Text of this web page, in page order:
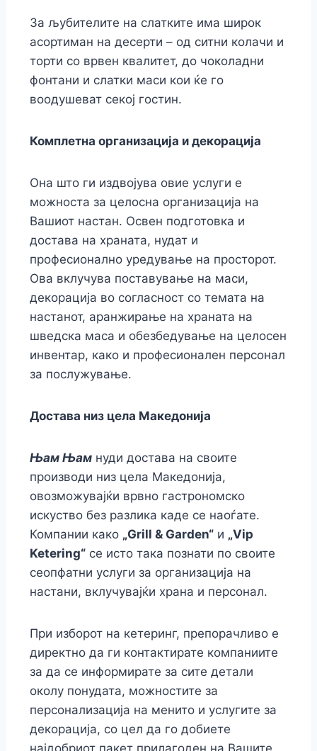
За љубителите на слатките има широк
асортиман на десерти – од ситни колачи и
торти со врвен квалитет, до чоколадни
фонтани и слатки маси кои ќе го
воодушеват секој гостин.
Комплетна организација и декорација
Она што ги издвојува овие услуги е
можноста за целосна организација на
Вашиот настан. Освен подготовка и
достава на храната, нудат и
професионално уредување на просторот.
Ова вклучува поставување на маси,
декорација во согласност со темата на
настанот, аранжирање на храната на
шведска маса и обезбедување на целосен
инвентар, како и професионален персонал
за послужување.
Достава низ цела Македонија
Њам Њам нуди достава на своите
производи низ цела Македонија,
овозможувајќи врвно гастрономско
искуство без разлика каде се наоѓате.
Компании како „Grill & Garden“ и „Vip
Ketering“ се исто така познати по своите
сеопфатни услуги за организација на
настани, вклучувајќи храна и персонал.
При изборот на кетеринг, препорачливо е
директно да ги контактирате компаниите
за да се информирате за сите детали
околу понудата, можностите за
персонализација на менито и услугите за
декорација, со цел да го добиете